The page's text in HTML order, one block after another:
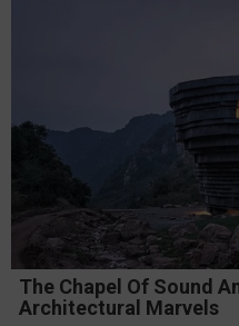
The Chapel Of Sound
Architectural Marvels